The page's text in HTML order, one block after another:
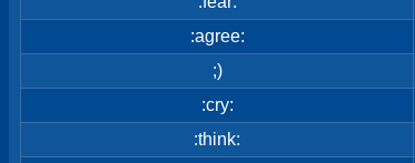
:agree:
;)
:cry:
:think: